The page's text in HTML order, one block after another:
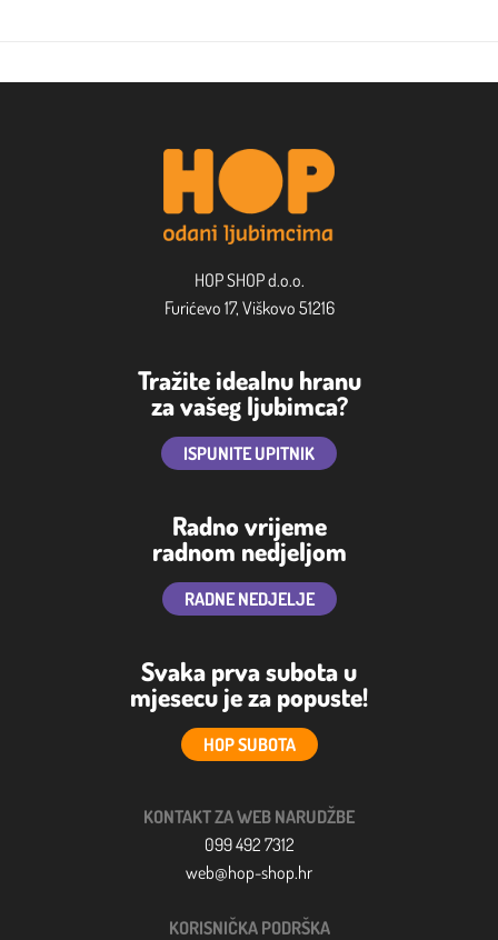
HOP SHOP d.o.o.
Furićevo 17, Viškovo 51216
Tražite idealnu hranu
za vašeg ljubimca?
ISPUNITE UPITNIK
Radno vrijeme
radnom nedjeljom
RADNE NEDJELJE
Svaka prva subota u
mjesecu je za popuste!
HOP SUBOTA
KONTAKT ZA WEB NARUDŽBE
099 492 7312
web@hop-shop.hr
KORISNIČKA PODRŠKA